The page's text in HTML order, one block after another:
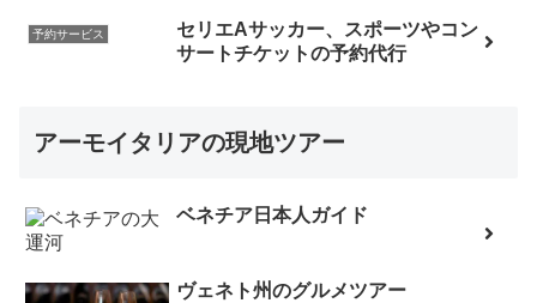
予約サービス
セリエAサッカー、スポーツやコン
サートチケットの予約代行
アーモイタリアの現地ツアー
ベネチア日本人ガイド
ヴェネト州のグルメツアー